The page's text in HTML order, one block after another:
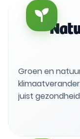
inwoners, per
vooruitkijkt.
Groen en
juist
beter